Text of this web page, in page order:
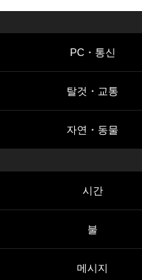
PC・통신
탈것・교통
자연・동물
시간
불
메시지